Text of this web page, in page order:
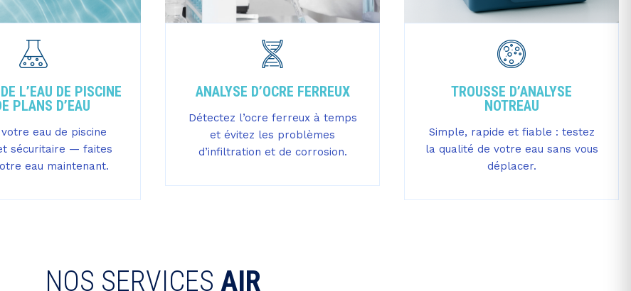
L’EAU DE PISCINE
PLANS D’EAU
eau de piscine
sécuritaire — faites
eau maintenant.
ANALYSE D’OCRE FERREUX
Détectez l’ocre ferreux à temps
et évitez les problèmes
d’infiltration et de corrosion.
TROUSSE D’ANALYSE
NOTREAU
Simple, rapide et fiable : testez
la qualité de votre eau sans vous
déplacer.
NOS SERVICES AIR